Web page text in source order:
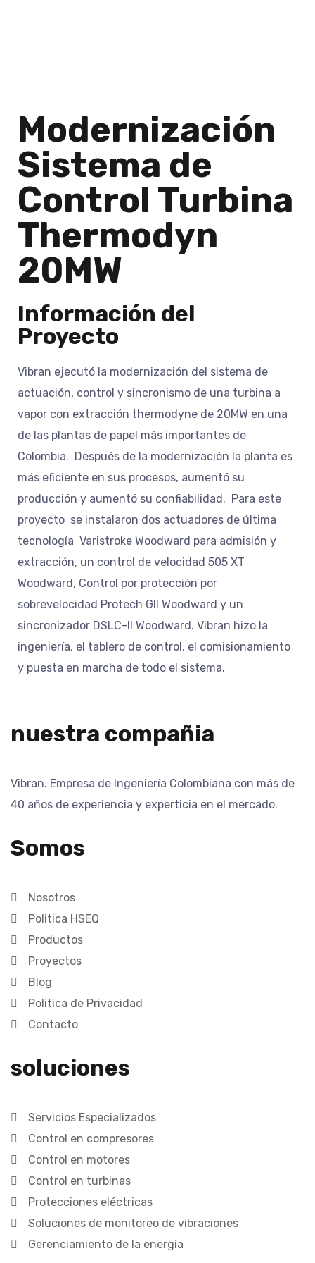
Modernización
Sistema de
Control Turbina
Thermodyn
20MW
Información del
Proyecto
Vibran ejecutó la modernización del sistema de
actuación, control y sincronismo de una turbina a
vapor con extracción thermodyne de 20MW en una
de las plantas de papel más importantes de
Colombia. Después de la modernización la planta es
más eficiente en sus procesos, aumentó su
producción y aumentó su confiabilidad. Para este
proyecto se instalaron dos actuadores de última
tecnologí­a Varistroke Woodward para admisión y
extracción, un control de velocidad 505 XT
Woodward, Control por protección por
sobrevelocidad Protech GII Woodward y un
sincronizador DSLC-II Woodward. Vibran hizo la
ingenierí­a, el tablero de control, el comisionamiento
y puesta en marcha de todo el sistema.
nuestra compañia
Vibran. Empresa de Ingeniería Colombiana con más de
40 años de experiencia y experticia en el mercado.
Somos
Nosotros
Politica HSEQ
Productos
Proyectos
Blog
Politica de Privacidad
Contacto
soluciones
Servicios Especializados
Control en compresores
Control en motores
Control en turbinas
Protecciones eléctricas
Soluciones de monitoreo de vibraciones
Gerenciamiento de la energía